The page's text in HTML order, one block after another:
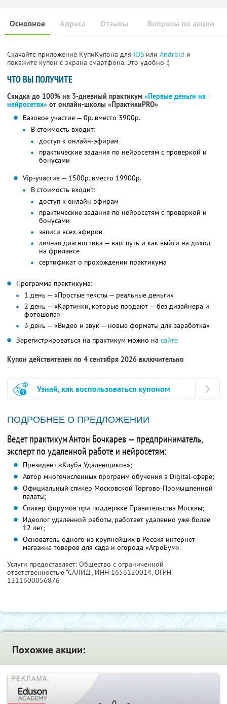
Основное Отзывы Вопросы по акции
Адреса
Скачайте приложение КупиКупона для IOS или Android и
покажите купон с экрана смартфона. Это удобно :)
ЧТО ВЫ ПОЛУЧИТЕ
Скидка до 100% на 3-дневный практикум «Первые деньги на
нейросетях» от онлайн-школы «ПрактикиPRO»
Базовое участие — 0р. вместо 3900р.
В стоимость входит:
доступ к онлайн-эфирам
практические задания по нейросетям с проверкой и
бонусами
Vip-участие — 1500р. вместо 19900р.
В стоимость входит:
доступ к онлайн-эфирам
практические задания по нейросетям с проверкой и
бонусами
записи всех эфиров
личная диагностика — ваш путь и как выйти на доход
на фрилансе
сертификат о прохождении практикума
Программа практикума:
1 день — «Простые тексты — реальные деньги»
2 день — «Картинки, которые продают — без дизайнера и
фотошопа»
3 день — «Видео и звук — новые форматы для заработка»
Зарегистрироваться на практикум можно на сайте
Купон действителен по 4 сентября 2026 включительно
Узнай, как воспользоваться купоном
ПОДРОБНЕЕ О ПРЕДЛОЖЕНИИ
Ведет практикум Антон Бочкарев — предприниматель,
эксперт по удаленной работе и нейросетям:
Президент «Клуба Удаленщиков»;
Автор многочисленных программ обучения в Digital-сфере;
Официальный спикер Московской Торгово-Промышленной
палаты;
Спикер форумов при поддержке Правительства Москвы;
Идеолог удаленной работы, работает удаленно уже более
12 лет;
Основатель одного из крупнейших в Россия интернет-
магазина товаров для сада и огорода «АгроБум».
Услуги предоставляет: Общество с ограниченной
ответственностью “САЛИД”, ИНН 1656120014, ОГРН
1211600056876
Похожие акции: